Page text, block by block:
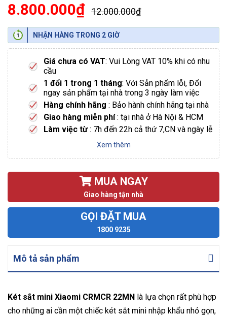
8.800.000₫ 12.000.000₫
NHẬN HÀNG TRONG 2 GIỜ
Giá chưa có VAT: Vui Lòng VAT 10% khi có nhu
cầu
1 đổi 1 trong 1 tháng: Với Sản phẩm lỗi, Đổi
ngay sản phẩm tại nhà trong 3 ngày làm việc
Hàng chính hãng : Bảo hành chính hãng tại nhà
Giao hàng miễn phí: tại nhà ở Hà Nội & HCM
Làm việc từ: 7h đến 22h cả thứ 7,CN và ngày lễ
Xem thêm
MUA NGAY
Giao hàng tận nhà
GỌI ĐẶT MUA
1800 9235
Mô tả sản phẩm
Két sắt mini Xiaomi CRMCR 22MN là lựa chọn rất phù hợp
cho những ai cần một chiếc két sắt mini nhập khẩu nhỏ gọn,